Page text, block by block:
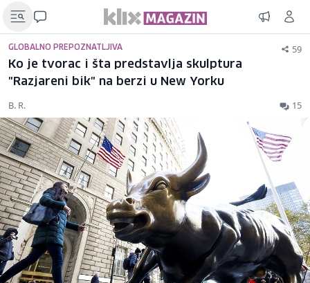
GLOBALNO PREPOZNATLJIVA 59
Ko je tvorac i šta predstavlja skulptura
"Razjareni bik" na berzi u New Yorku
B. R. 15